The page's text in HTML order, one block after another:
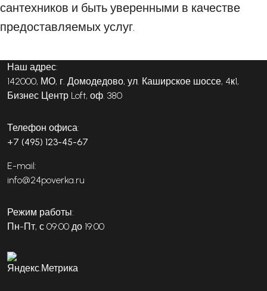
сантехников и быть уверенными в качестве
предоставляемых услуг.
Наш адрес:
142000, МО, г. Домодедово, ул. Каширское шоссе, 4к1,
Бизнес Центр Loft, оф. 380
Телефон офиса:
+7 (495) 123-45-67
E-mail:
info@24poverka.ru
Режим работы:
Пн-Пт, с 09:00 до 19:00